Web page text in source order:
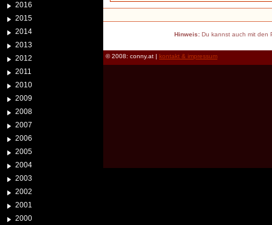
2016
2015
2014
2013
2012
2011
2010
2009
2008
2007
2006
2005
2004
2003
2002
2001
2000
Hinweis:Du kannst auch mit den
© 2008: conny.at | kontakt & impressum